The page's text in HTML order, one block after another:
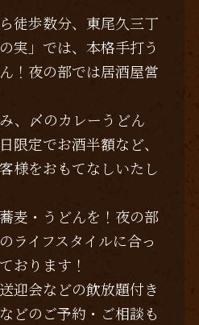
徒歩数分、東尾久三丁
実」では、本格手打う
！夜の部では居酒屋営
、〆のカレーうどん
限定でお酒半額など、
様をおもてなしいたし
麦・うどんを！夜の部
ライフスタイルに合っ
おります！
迎会などの飲放題付き
どのご予約・ご相談も